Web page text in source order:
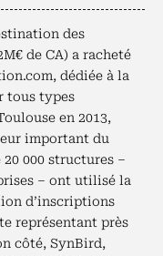
des
de CA) a racheté
dédiée à la
tous types
en 2013,
important du
000 structures –
– ont utilisé la
d’inscriptions
représentant près
côté, SynBird,